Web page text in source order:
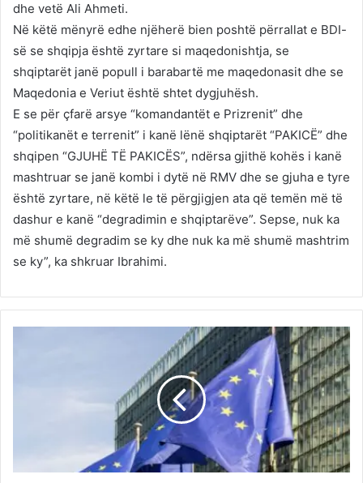
dhe vetë Ali Ahmeti.
Në këtë mënyrë edhe njëherë bien poshtë përrallat e BDI-
së se shqipja është zyrtare si maqedonishtja, se
shqiptarët janë popull i barabartë me maqedonasit dhe se
Maqedonia e Veriut është shtet dygjuhësh.
E se për çfarë arsye “komandantët e Prizrenit” dhe
“politikanët e terrenit” i kanë lënë shqiptarët “PAKICË” dhe
shqipen “GJUHË TË PAKICËS”, ndërsa gjithë kohës i kanë
mashtruar se janë kombi i dytë në RMV dhe se gjuha e tyre
është zyrtare, në këtë le të përgjigjen ata që temën më të
dashur e kanë “degradimin e shqiptarëve”. Sepse, nuk ka
më shumë degradim se ky dhe nuk ka më shumë mashtrim
se ky”, ka shkruar Ibrahimi.